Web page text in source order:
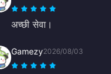
अच्छी सेवा।
Gamezy2026/08/03